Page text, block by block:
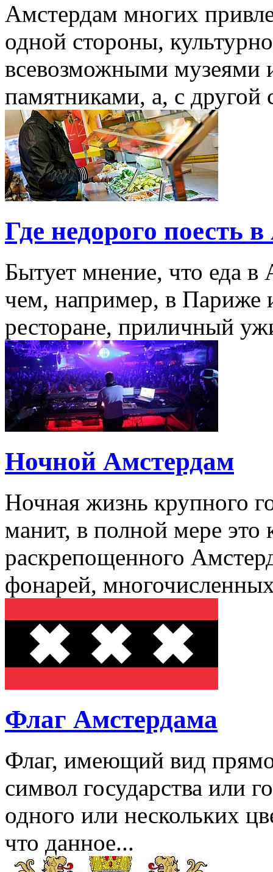
Амстердам многих
одной стороны,
всевозможными музеями
памятниками, а, с другой
Где недорого поесть
Бытует мнение, что еда
чем, например, в
ресторане, приличный
Ночной Амстердам
Ночная жизнь крупного
манит, в полной мере это
раскрепощенного
фонарей,
Флаг Амстердама
Флаг, имеющий вид
символ государства или
одного или нескольких
что данное...